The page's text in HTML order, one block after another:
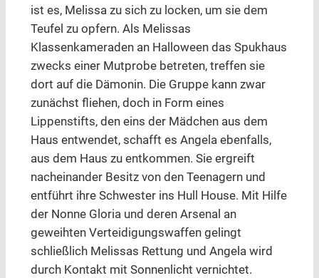
ist es, Melissa zu sich zu locken, um sie dem
Teufel zu opfern. Als Melissas
Klassenkameraden an Halloween das Spukhaus
zwecks einer Mutprobe betreten, treffen sie
dort auf die Dämonin. Die Gruppe kann zwar
zunächst fliehen, doch in Form eines
Lippenstifts, den eins der Mädchen aus dem
Haus entwendet, schafft es Angela ebenfalls,
aus dem Haus zu entkommen. Sie ergreift
nacheinander Besitz von den Teenagern und
entführt ihre Schwester ins Hull House. Mit Hilfe
der Nonne Gloria und deren Arsenal an
geweihten Verteidigungswaffen gelingt
schließlich Melissas Rettung und Angela wird
durch Kontakt mit Sonnenlicht vernichtet.